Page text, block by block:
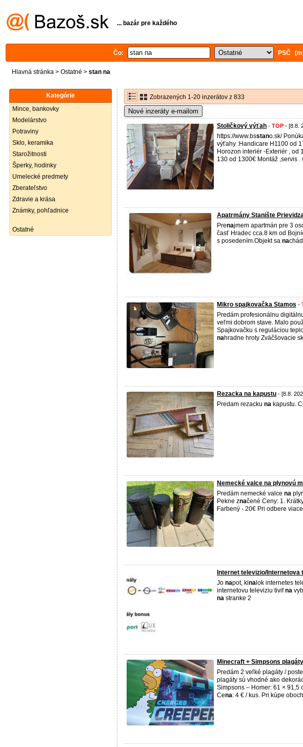
... bazár pre každého
Čo: PSČ
Hlavná stránka > Ostatné > stan na
Kategórie
Mince, bankovky
Modelárstvo
Potraviny
Sklo, keramika
Starožitnosti
Šperky, hodinky
Umelecké predmety
Zberateľstvo
Zdravie a krása
Známky, pohľadnice
Ostatné
Zobrazených 1-20 inzerátov z 833
Nové inzeráty e-mailom
Stoličkový výťah - TOP - [8.8.
https://www.bsstano.sk/
výťahy :Handicare H1100 od
Horozon interiér -Exteriér , od
130 od 1300€ Montáž ,servis .
Apatrmány Stanište
Prenajmem apartmán pre 3
časť Hradec cca.8 km od
s posedením.Objekt sa na
Mikro spajkovačka Stamos -
Predám profesionálnu
veľmi dobrom stave. Malo
Spajkovačku s reguláciou
nahradne hroty Zväčšovacie
Rezacka na kapustu - [8.8.
Predam rezacku na kapustu.
Nemecké valce na plynovú
Predám nemecké valce na
Pekne značené Ceny: 1.
Farbený - 20€ Pri odbere
Internet televizio/Internetova
Jo napot, kina lok internetes
internetovu televiziu tivifna
na stranke 2
Minecraft + Simpsons
Predám 2 veľké plagáty /
plagáty sú vhodné ako
Simpsons – Homer: 61 × 91,5
Cena: 4 € / kus. Pri kúpe